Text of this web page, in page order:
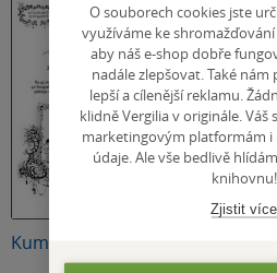
Kumburk
O souborech cookies jste
využíváme ke
aby náš e-shop dobře
nadále zlepšovat. Také
lepší a cílenější reklamu.
klidně Vergilia v originále.
marketingovým platformám i
údaje. Ale vše bedlivě
knihovnu!
Zjistit více